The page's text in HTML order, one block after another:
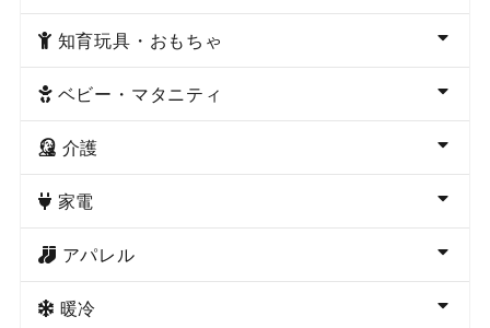
知育玩具・おもちゃ
ベビー・マタニティ
介護
家電
アパレル
暖冷